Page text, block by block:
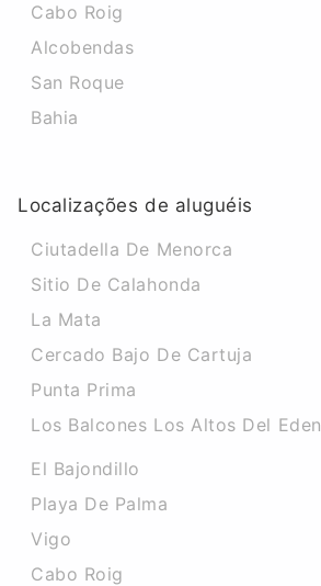
Cabo Roig
Alcobendas
San Roque
Bahia
Localizações de aluguéis
Ciutadella De Menorca
Sitio De Calahonda
La Mata
Cercado Bajo De Cartuja
Punta Prima
Los Balcones Los Altos Del Eden
El Bajondillo
Playa De Palma
Vigo
Cabo Roig